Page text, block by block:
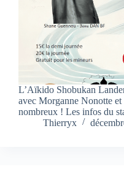
L’Aïkido Shobukan
avec Morganne Nonotte
nombreux ! Les infos du
Thierryx